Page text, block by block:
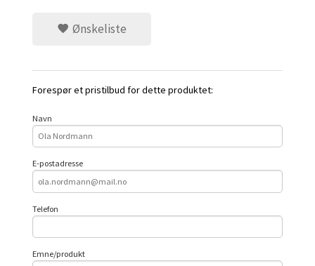
Ønskeliste
Forespør et pristilbud for dette produktet:
Navn
E-postadresse
Telefon
Emne/produkt